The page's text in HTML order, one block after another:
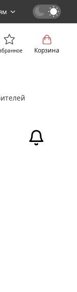
Корзина